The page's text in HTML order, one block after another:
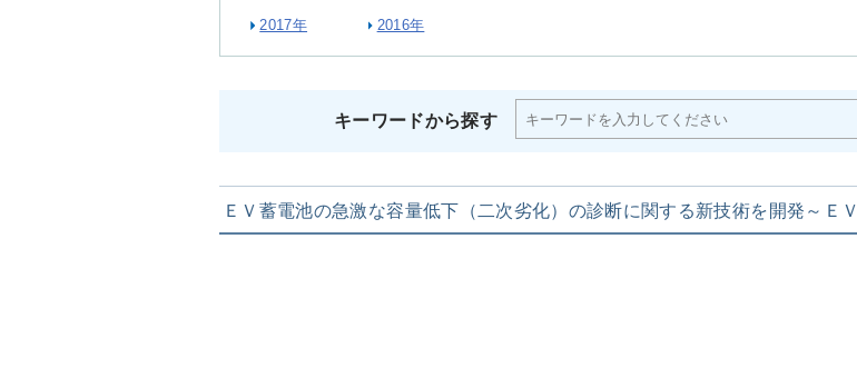
2017年 2016年
キーワードから探す
ＥＶ蓄電池の急激な容量低下（二次劣化）の診断に関する新技術を開発～Ｅ